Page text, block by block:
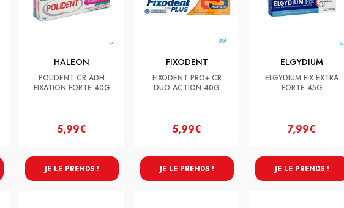
HALEON
POLIDENT CR ADH
FIXATION FORTE 40G
5,99€
JE LE PRENDS !
FIXODENT
FIXODENT PRO+ CR
DUO ACTION 40G
5,99€
JE LE PRENDS !
ELGYDIUM
ELGYDIUM FIX EXTRA
FORTE 45G
7,99€
JE LE PRENDS !